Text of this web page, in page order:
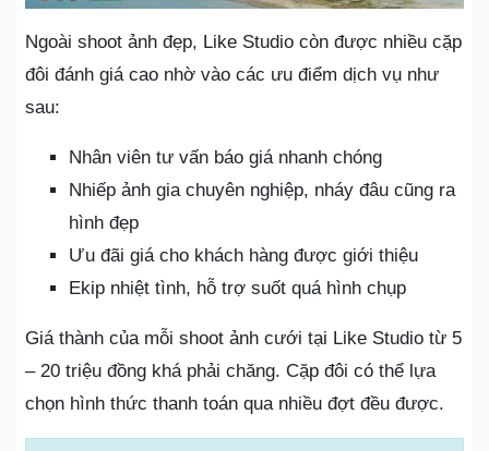
Ngoài shoot ảnh đẹp, Like Studio còn được nhiều cặp
đôi đánh giá cao nhờ vào các ưu điểm dịch vụ như
sau:
Nhân viên tư vấn báo giá nhanh chóng
Nhiếp ảnh gia chuyên nghiệp, nháy đâu cũng ra
hình đẹp
Ưu đãi giá cho khách hàng được giới thiệu
Ekip nhiệt tình, hỗ trợ suốt quá hình chụp
Giá thành của mỗi shoot ảnh cưới tại Like Studio từ 5
– 20 triệu đồng khá phải chăng. Cặp đôi có thể lựa
chọn hình thức thanh toán qua nhiều đợt đều được.